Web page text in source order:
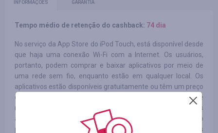
INFORMAÇÕES GARANTIA
Tempo médio de retenção do cashback: 74 dia
No serviço da App Store do iPod Touch, está disponível desde
que haja uma conexão Wi-Fi com a Internet. Os usuários,
portanto, podem comprar e baixar aplicativos por meio de
uma rede sem fio, enquanto estão em qualquer local. Os
aplicativos estão disponíveis gratuitamente ou têm um preço
específico na conta do usuário da iTunes Store. A App Store
notificará o usuário caso haja alguma atualização para seus
aplicativos. O serviço da App Store é compatível com o
programa iTunes, tanto para Mac quanto para PC, onde os